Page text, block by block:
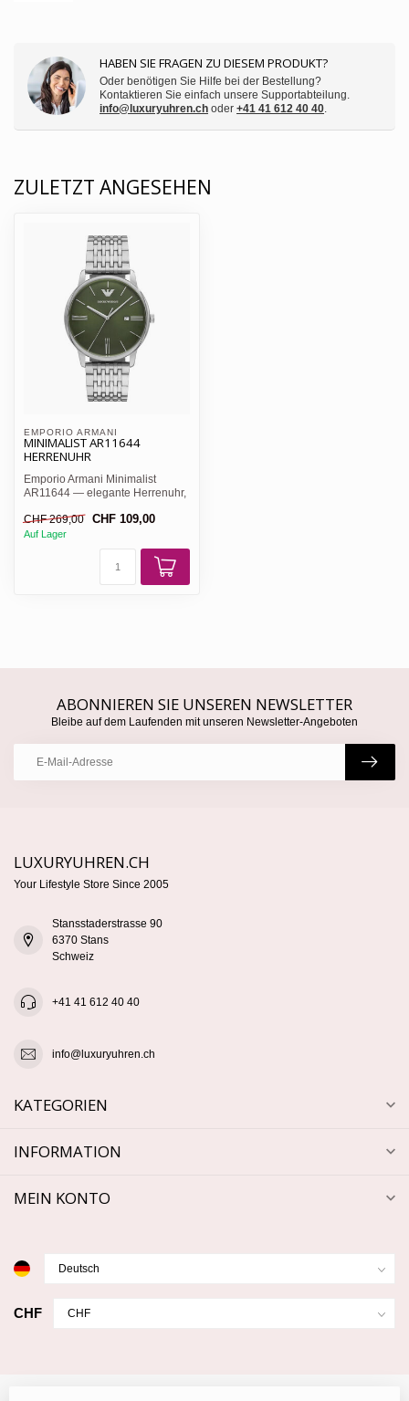
HABEN SIE FRAGEN ZU DIESEM PRODUKT?
Oder benötigen Sie Hilfe bei der Bestellung?
Kontaktieren Sie einfach unsere Supportabteilung.
info@luxuryuhren.ch oder +41 41 612 40 40
ZULETZT ANGESEHEN
EMPORIO ARMANI
MINIMALIST AR11644
HERRENUHR
Emporio Armani Minimalist
AR11644 — elegante Herrenuhr,
CHF 269,00
CHF 109,00
Auf Lager
ABONNIEREN SIE UNSEREN NEWSLETTER
Bleibe auf dem Laufenden mit unseren Newsletter-Angeboten
LUXURYUHREN.CH
Your Lifestyle Store Since 2005
Stansstaderstrasse 90
6370 Stans
Schweiz
+41 41 612 40 40
info@luxuryuhren.ch
KATEGORIEN
INFORMATION
MEIN KONTO
CHF